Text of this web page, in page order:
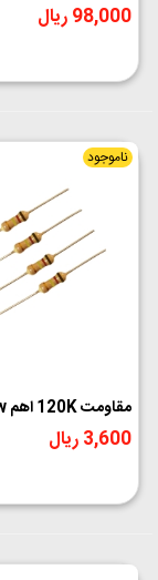
98,000 ریال
ناموجود
مقاومت 120K اهم 1/4w
3,600 ریال